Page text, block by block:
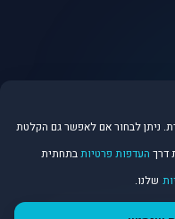
ניתן לבחור אם לאפשר גם הקלטת
דרך העדפות פרטיותבתחתית
שלנו.